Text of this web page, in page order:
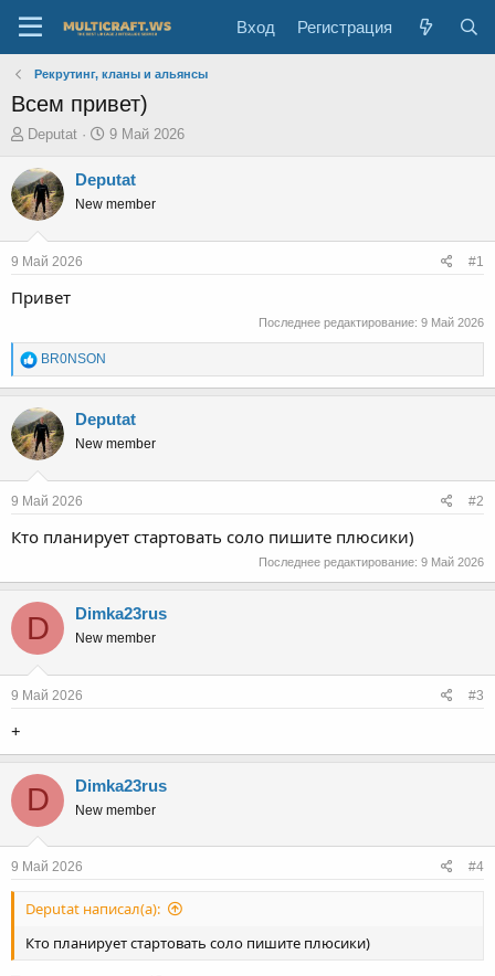
Вход Регистрация
Рекрутинг, кланы и альянсы
Всем привет)
А
т
о
р
е
ы
Deputat
Д
т
н
9 Май 2026
Deputat
New member
9 Май 2026 #1
Привет
Последнее редактирование: 9 Май 2026
Р
е
а
к
ц
и
и
BR0NSON
Deputat
New member
9 Май 2026 #2
Кто планирует стартовать соло пишите плюсики)
Последнее редактирование: 9 Май 2026
D Dimka23rus
New member
9 Май 2026 #3
+
D Dimka23rus
New member
9 Май 2026 #4
Deputat написал(а):
Кто планирует стартовать соло пишите плюсики)